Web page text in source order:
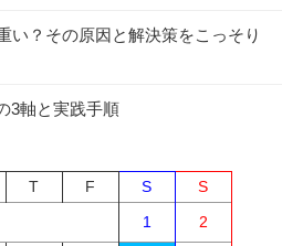
い？その原因と解決策をこっそり
3軸と実践手順
T F S
S
1
2